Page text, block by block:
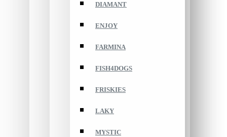
DIAMANT
ENJOY
FARMINA
FISH4DOGS
FRISKIES
LAKY
MYSTIC